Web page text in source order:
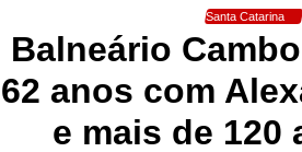
Santa Catarina
Balneário
62 anos com
e mais de 120